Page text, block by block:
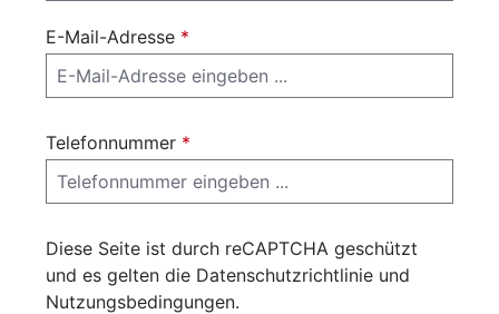
E-Mail-Adresse *
Telefonnummer *
Diese Seite ist durch reCAPTCHA geschützt
und es gelten die Datenschutzrichtlinie und
Nutzungsbedingungen.